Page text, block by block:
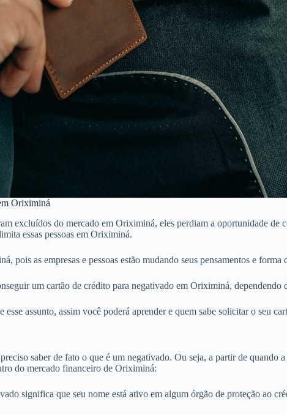
Oriximiná
excluídos do mercado em Oriximiná, eles perdiam a oportunidade
essas pessoas em Oriximiná.
pois as empresas e pessoas estão mudando seus pensamentos e forma
um cartão de crédito para negativado em Oriximiná, dependendo
assunto, assim você poderá aprender e quem sabe solicitar o seu
saber de fato o que é um negativado. Ou seja, a partir de
do mercado financeiro de Oriximiná:
significa que seu nome está ativo em algum órgão de proteção ao